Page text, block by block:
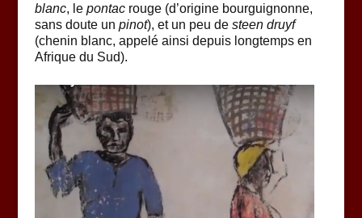
blanc, le pontacrouge (d’origine bourguignonne,
sans doute un pinot), et un peu de steen druyf
(chenin blanc, appelé ainsi depuis longtemps en
Afrique du Sud).